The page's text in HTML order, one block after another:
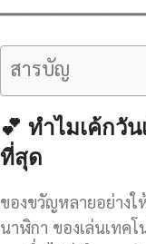
สารบัญ
💕 ทำไมเค้กวั
ที่สุด
ของขวัญหลายอย่าง
นาฬิกา ของเล่นเทค